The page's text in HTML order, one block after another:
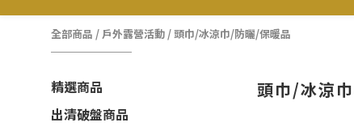
全部商品 /戶外露營活動 /頭巾/冰涼巾/防曬/保暖品
精選商品
出清破盤商品
頭巾/冰涼